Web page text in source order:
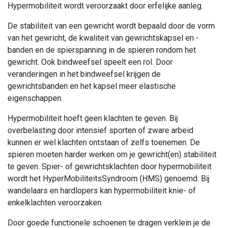
Hypermobiliteit wordt veroorzaakt door erfelijke aanleg.
De stabiliteit van een gewricht wordt bepaald door de vorm
van het gewricht, de kwaliteit van gewrichtskapsel en -
banden en de spierspanning in de spieren rondom het
gewricht. Ook bindweefsel speelt een rol. Door
veranderingen in het bindweefsel krijgen de
gewrichtsbanden en het kapsel meer elastische
eigenschappen.
Hypermobiliteit hoeft geen klachten te geven. Bij
overbelasting door intensief sporten of zware arbeid
kunnen er wel klachten ontstaan of zelfs toenemen. De
spieren moeten harder werken om je gewricht(en) stabiliteit
te geven. Spier- of gewrichtsklachten door hypermobiliteit
wordt het HyperMobiliteitsSyndroom (HMS) genoemd. Bij
wandelaars en hardlopers kan hypermobiliteit knie- of
enkelklachten veroorzaken.
Door goede functionele schoenen te dragen verklein je de